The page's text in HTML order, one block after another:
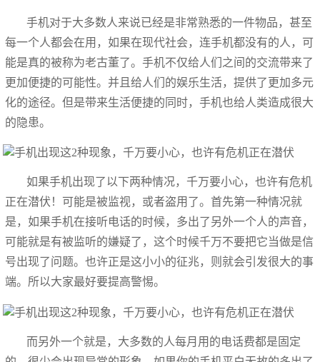
手机对于大多数人来说已经是非常熟悉的一件物品，甚至
每一个人都会在用，如果在现代社会，连手机都没有的人，可
能是真的被称为老古董了。手机不仅给人们之间的交流带来了
更加便捷的可能性。并且给人们的娱乐生活，提供了更加多元
化的途径。但是带来生活便捷的同时，手机也给人类造成很大
的隐患。
如果手机出现了以下两种情况，千万要小心，也许有危机
正在潜伏！可能是被监视，或者盗用了。首先第一种情况就
是，如果手机在接听电话的时候，多出了另外一个人的声音，
可能就是有被监听的嫌疑了，这个时候千万不要把它当做是信
号出现了问题。也许正是这小小的征兆，则就会引发很大的事
端。所以大家最好要提高警惕。
而另外一个就是，大多数的人每月用的电话费都是固定